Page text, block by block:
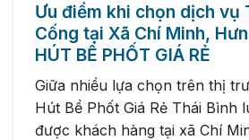
Ưu điểm khi chọn dịch vụ
Cống tại Xã Chí Minh,
HÚT BỂ PHỐT GIÁ RẺ
Giữa nhiều lựa chọn trên thị
Hút Bể Phốt Giá Rẻ Thái Bình
được khách hàng tại xã Chí